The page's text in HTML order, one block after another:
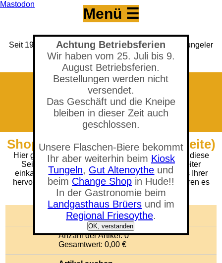
Achtung Betriebsferien
Wir haben vom 25. Juli bis 9.
August Betriebsferien.
Bestellungen werden nicht
versendet.
Das Geschäft und die Kneipe
bleiben in dieser Zeit auch
geschlossen.
Unsere Flaschen-Biere bekommt
Ihr aber weiterhin beim Kiosk
Tungeln, Gut Altenoythe und
beim Change Shopin Hude!!
In der Gastronomie beim
Landgasthaus Brüersund im
Regional Friesoythe.
OK, verstanden
Mastodon
Seit 1993 Versandhandel für den Hobbybrauer & Tungeler
Brauerei seit 2017
(Neuer) Tungeler Krug seit 1903
Menü ☰
Shop - Bierpause (404 Fehlerseite)
Hier gab es wohl einen Fehler. Tut uns Leid, denn diese
Seite gibt es (gerade) nicht. Sie können aber weiter
einkaufen, oder Sie trinken erst mal in Ruhe eines Ihrer
hervorragenden selbstgebrauten Biere und probieren es
dann nochmal.
🛒 Warenkorb anzeigen
Anzahl der Artikel: 0
Gesamtwert: 0,00 €